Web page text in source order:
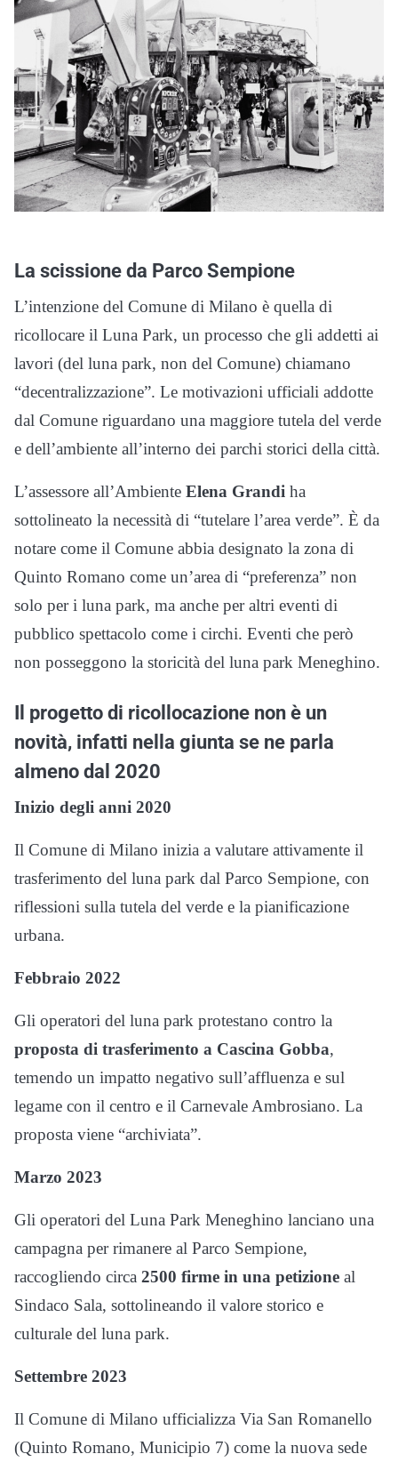
La scissione da Parco Sempione
L’intenzione del Comune di Milano è quella di
ricollocare il Luna Park, un processo che gli addetti ai
lavori (del luna park, non del Comune) chiamano
“decentralizzazione”. Le motivazioni ufficiali addotte
dal Comune riguardano una maggiore tutela del verde
e dell’ambiente all’interno dei parchi storici della città.
L’assessore all’Ambiente Elena Grandi ha
sottolineato la necessità di “tutelare l’area verde”. È da
notare come il Comune abbia designato la zona di
Quinto Romano come un’area di “preferenza” non
solo per i luna park, ma anche per altri eventi di
pubblico spettacolo come i circhi. Eventi che però
non posseggono la storicità del luna park Meneghino.
Il progetto di ricollocazione non è un
novità, infatti nella giunta se ne parla
almeno dal 2020
Inizio degli anni 2020
Il Comune di Milano inizia a valutare attivamente il
trasferimento del luna park dal Parco Sempione, con
riflessioni sulla tutela del verde e la pianificazione
urbana.
Febbraio 2022
Gli operatori del luna park protestano contro la
proposta di trasferimento a Cascina Gobba,
temendo un impatto negativo sull’affluenza e sul
legame con il centro e il Carnevale Ambrosiano. La
proposta viene “archiviata”.
Marzo 2023
Gli operatori del Luna Park Meneghino lanciano una
campagna per rimanere al Parco Sempione,
raccogliendo circa 2500 firme in una petizione al
Sindaco Sala, sottolineando il valore storico e
culturale del luna park.
Settembre 2023
Il Comune di Milano ufficializza Via San Romanello
(Quinto Romano, Municipio 7) come la nuova sede